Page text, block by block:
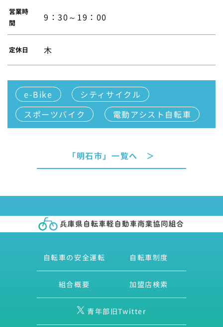
営業時
間
9：30～19：00
定休日 木
e-Bike
シティサイクル
スポーツバイク
電動アシスト自転車
「明石市」一覧へ ＞
自転車の安全運転 自転車制度
組合概要 加盟店検索
青年部旧Twitter